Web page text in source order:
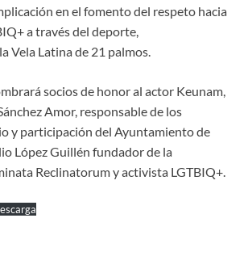
en el fomento del respeto hacia
a través del deporte,
Vela Latina de 21 palmos.
socios de honor al actor Keunam,
Amor, responsable de los
y participación del Ayuntamiento de
López Guillén fundador de la
Reclinatorum y activista LGTBIQ+.